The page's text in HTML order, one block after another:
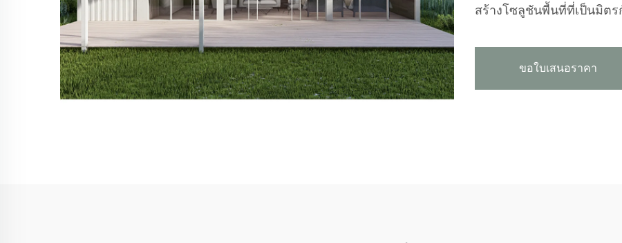
สร้างโซลูชันพื้นที่ที่เป็นมิตร
ขอใบเสนอราคา